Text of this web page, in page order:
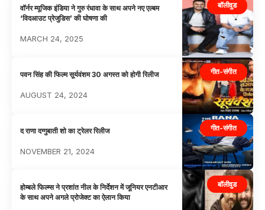
बॉलीवुड
वॉर्नर म्यूजिक इंडिया ने गुरु रंधावा के साथ अपने नए एल्बम
‘विदआउट प्रेजुडिस’ की घोषणा की
MARCH 24, 2025
गीत-संगीत
पवन सिंह की फिल्म सूर्यवंशम 30 अगस्त को होगी रिलीज
AUGUST 24, 2024
गीत-संगीत
द राणा दग्गुबाती शो का ट्रेलर रिलीज
NOVEMBER 21, 2024
बॉलीवुड
होम्बले फिल्म्स ने प्रशांत नील के निर्देशन में जूनियर एनटीआर
के साथ अपने अगले प्रोजेक्ट का ऐलान किया